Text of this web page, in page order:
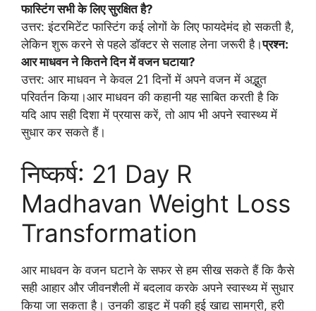
फास्टिंग सभी के लिए सुरक्षित है?
उत्तर: इंटरमिटेंट फास्टिंग कई लोगों के लिए फायदेमंद हो सकती है,
लेकिन शुरू करने से पहले डॉक्टर से सलाह लेना जरूरी है।प्रश्न:
आर माधवन ने कितने दिन में वजन घटाया?
उत्तर: आर माधवन ने केवल 21 दिनों में अपने वजन में अद्भुत
परिवर्तन किया।आर माधवन की कहानी यह साबित करती है कि
यदि आप सही दिशा में प्रयास करें, तो आप भी अपने स्वास्थ्य में
सुधार कर सकते हैं।
निष्कर्ष: 21 Day R
Madhavan Weight Loss
Transformation
आर माधवन के वजन घटाने के सफर से हम सीख सकते हैं कि कैसे
सही आहार और जीवनशैली में बदलाव करके अपने स्वास्थ्य में सुधार
किया जा सकता है। उनकी डाइट में पकी हुई खाद्य सामग्री, हरी